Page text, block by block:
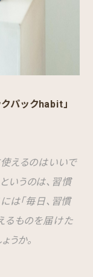
パックhabit」
えるのはいいで
いうのは、習慣
は「毎日、習慣
るものを届けた
うか。